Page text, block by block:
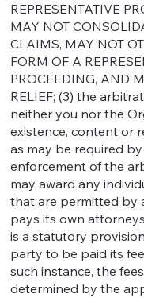
REPRESENTATIVE
MAY NOT
CLAIMS, MAY NOT
FORM OF A
PROCEEDING, AND
RELIEF; (3) the
neither you nor the
existence, content or
as may be required
enforcement of the
may award any
that are permitted by
pays its own
is a statutory
party to be paid its
such instance, the
determined by the